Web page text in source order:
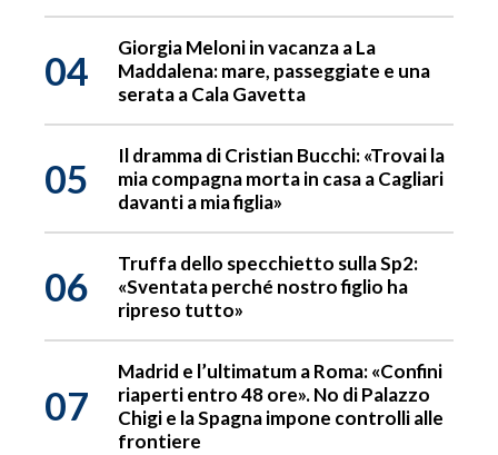
04
Giorgia Meloni in vacanza a La
Maddalena: mare, passeggiate e una
serata a Cala Gavetta
05
Il dramma di Cristian Bucchi: «Trovai la
mia compagna morta in casa a Cagliari
davanti a mia figlia»
06
Truffa dello specchietto sulla Sp2:
«Sventata perché nostro figlio ha
ripreso tutto»
07
Madrid e l’ultimatum a Roma: «Confini
riaperti entro 48 ore». No di Palazzo
Chigi e la Spagna impone controlli alle
frontiere